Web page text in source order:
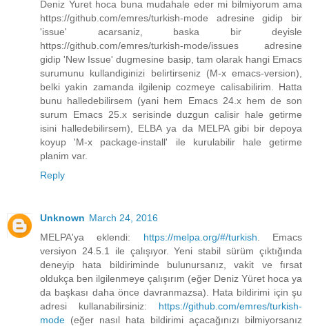
Deniz Yuret hoca buna mudahale eder mi bilmiyorum ama
https://github.com/emres/turkish-mode adresine gidip bir
'issue' acarsaniz, baska bir deyisle
https://github.com/emres/turkish-mode/issues adresine
gidip 'New Issue' dugmesine basip, tam olarak hangi Emacs
surumunu kullandiginizi belirtirseniz (M-x emacs-version),
belki yakin zamanda ilgilenip cozmeye calisabilirim. Hatta
bunu halledebilirsem (yani hem Emacs 24.x hem de son
surum Emacs 25.x serisinde duzgun calisir hale getirme
isini halledebilirsem), ELBA ya da MELPA gibi bir depoya
koyup 'M-x package-install' ile kurulabilir hale getirme
planim var.
Reply
Unknown March 24, 2016
MELPA'ya eklendi: https://melpa.org/#/turkish . Emacs
versiyon 24.5.1 ile çalışıyor. Yeni stabil sürüm çıktığında
deneyip hata bildiriminde bulunursanız, vakit ve fırsat
oldukça ben ilgilenmeye çalışırım (eğer Deniz Yüret hoca ya
da başkası daha önce davranmazsa). Hata bildirimi için şu
adresi kullanabilirsiniz: https://github.com/emres/turkish-
mode (eğer nasıl hata bildirimi açacağınızı bilmiyorsanız